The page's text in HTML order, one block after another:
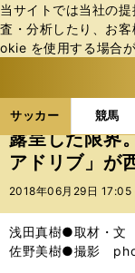
当サイトでは当社の
査・分析したり、お
okie を使⽤する場合
サッカー 競馬
ス
ポ
ル
バ
サッカーの
露呈した限界
アドリブ」が
2018年06月29日 17:05
浅田真樹●取材・
佐野美樹●撮影